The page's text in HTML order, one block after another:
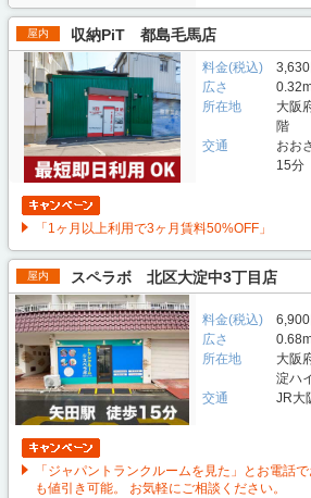
屋内 収納PiT 都島毛馬店
料金(税込)
広さ
所在地
大阪
階
交通
おお
15分
「1ヶ月以上利用で3ヶ月賃料50%OFF」
屋内 スペラボ 北区大淀中3丁目店
料金(税込)
広さ
所在地
大阪
淀ハ
交通
JR大
「ジャパントランクルームを見た」とお電話
も値引き可能。 お気軽にご相談ください。